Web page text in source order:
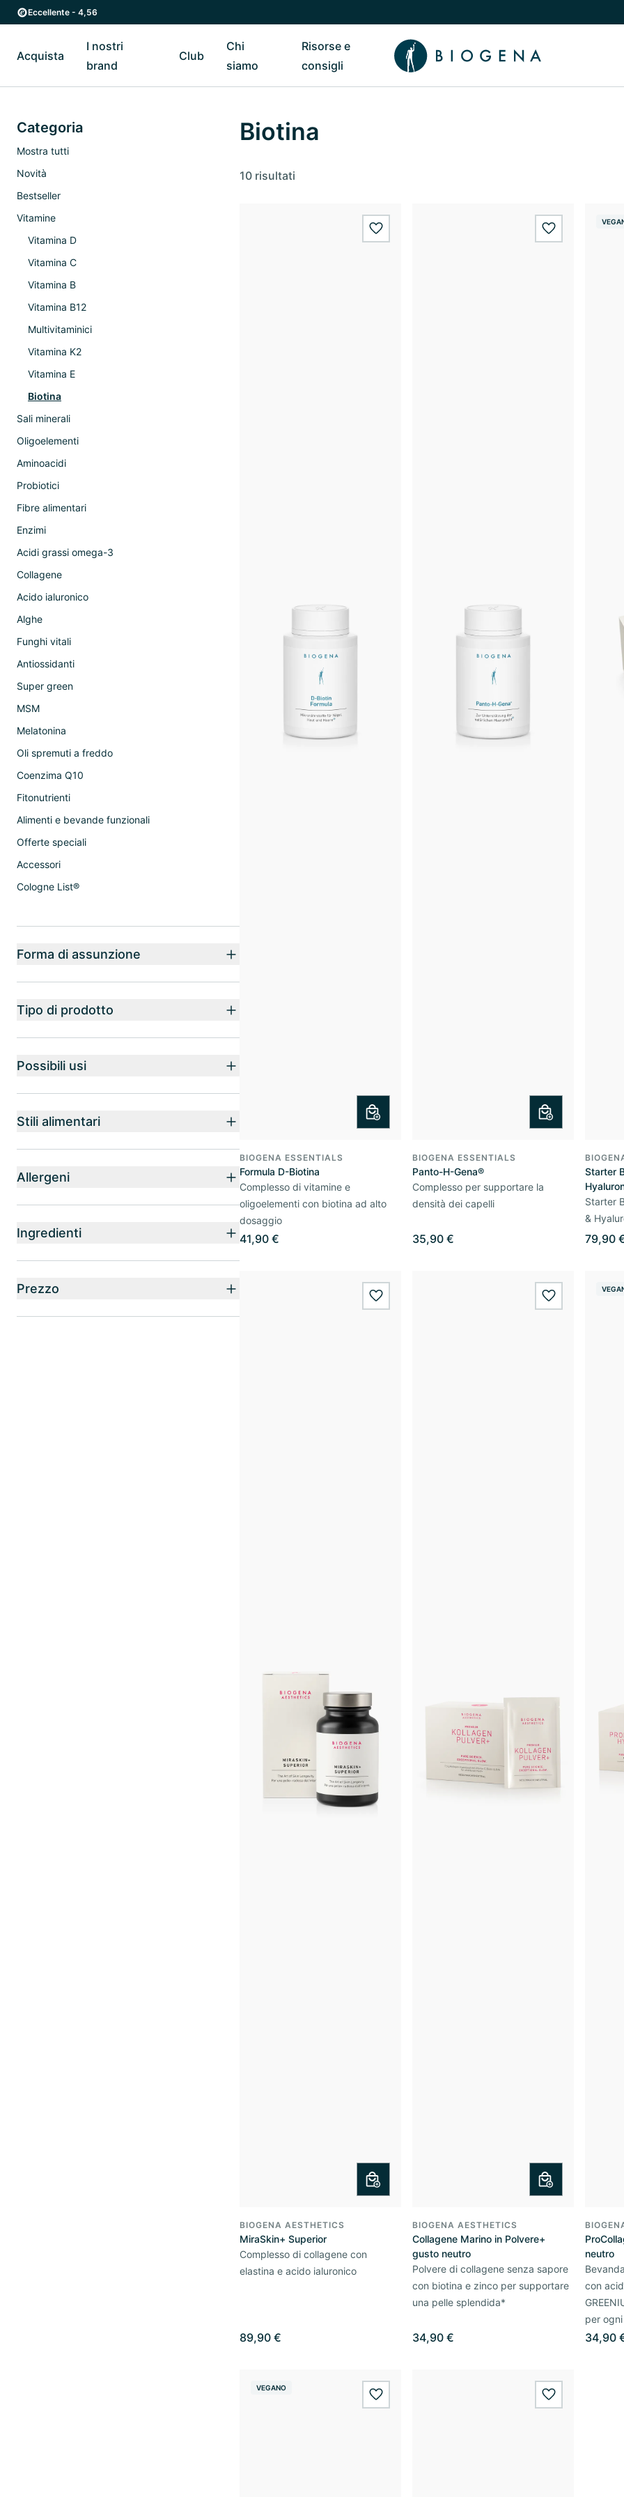
Vai al contenuto principale
Vai direttamente alla navigazione principale
Eccellente - 4,56
Acquista Riavvia il sottomenu di Acquista
I nostri
brand
Riavvia il sottomenu di I nostri brand
Club Riavvia il sottomenu di Club
Chi
siamo
Riavvia il sottomenu di Chi siamo
Risorse e
consigli
Riavvia il sottomenu di Risorse e consigli
Biotina
10 risultati
wishlist.add
BIOGENA ESSENTIALS
Formula D-Biotina
Complesso di vitamine e
oligoelementi con biotina ad alto
dosaggio
41,90 €
wishlist.add
BIOGENA ESSENTIALS
Panto-H-Gena®
Complesso per supportare la
densità dei capelli
35,90 €
Starter
Starter
&
79,90
wishlist.add
BIOGENA AESTHETICS
MiraSkin+ Superior
Complesso di collagene con
elastina e acido ialuronico
89,90 €
wishlist.add
BIOGENA AESTHETICS
Collagene Marino in Polvere+
gusto neutro
Polvere di collagene senza sapore
con biotina e zinco per supportare
una pelle splendida*
34,90 €
neutro
con
per
34,90
VEGANO
wishlist.add wishlist.add
Categoria
Mostra tutti
Novità
Bestseller
Vitamine
Vitamina D
Vitamina C
Vitamina B
Vitamina B12
Multivitaminici
Vitamina K2
Vitamina E
Biotina
Sali minerali
Oligoelementi
Aminoacidi
Probiotici
Fibre alimentari
Enzimi
Acidi grassi omega-3
Collagene
Acido ialuronico
Alghe
Funghi vitali
Antiossidanti
Super green
MSM
Melatonina
Oli spremuti a freddo
Coenzima Q10
Fitonutrienti
Alimenti e bevande funzionali
Offerte speciali
Accessori
Cologne List®
Forma di assunzione
Tipo di prodotto
Possibili usi
Stili alimentari
Allergeni
Ingredienti
Prezzo